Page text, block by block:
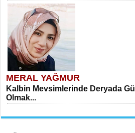
MERAL YAĞMUR
Kalbin Mevsimlerinde Deryada Gül
Olmak...